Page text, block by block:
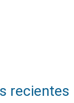
recientes